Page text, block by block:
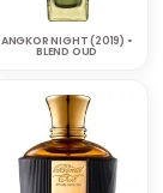
ANGKOR NIGHT (2019) •
BLEND OUD